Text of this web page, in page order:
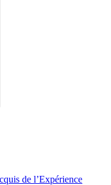
de l’Expérience